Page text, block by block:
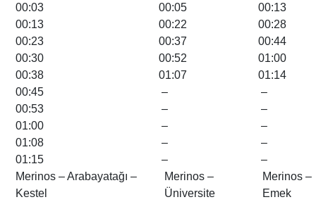
00:03
00:05
00:13
00:13
00:22
00:28
00:23
00:37
00:44
00:30
00:52
01:00
00:38
01:07
01:14
00:45
–
–
00:53
–
–
01:00
–
–
01:08
–
–
01:15
–
–
Merinos – Arabayatağı –
Kestel
Merinos –
Üniversite
Merinos –
Emek